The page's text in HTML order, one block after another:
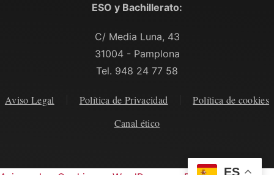
ESO y Bachillerato:
C/ Media Luna, 43
31004 - Pamplona
Tel. 948 24 77 58
Aviso Legal Política de Privacidad
Política de cookies
Canal ético
ES